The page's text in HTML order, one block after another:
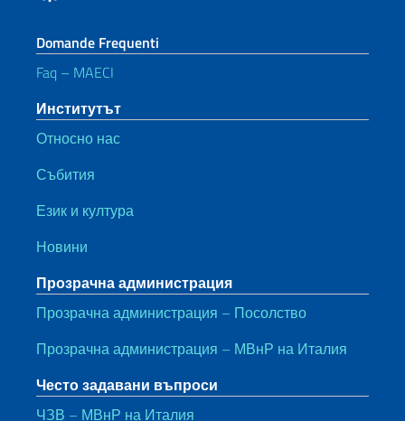
Domande Frequenti
Faq – MAECI
Институтът
Относно нас
Събития
Език и култура
Новини
Прозрачна администрация
Прозрачна администрация – Посолство
Прозрачна администрация – МВнР на Италия
Често задавани въпроси
ЧЗВ – МВнР на Италия